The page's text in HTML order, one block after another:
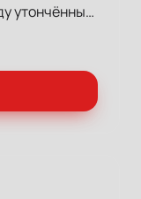
Вы будете удивлены целому ряду утончённых и элегантных образов... Как и прежде, Ирина Понаровская — образец женственности, стиля и моды.